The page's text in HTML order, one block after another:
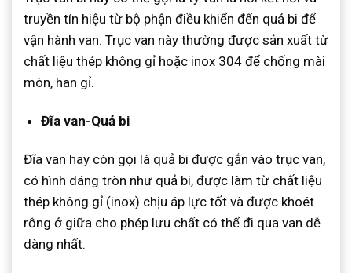
truyền tín hiệu từ bộ phận điều khiển đến quả bi để
vận hành van. Trục van này thường được sản xuất từ
chất liệu thép không gỉ hoặc inox 304 để chống mài
mòn, han gỉ.
Đĩa van-Quả bi
Đĩa van hay còn gọi là quả bi được gắn vào trục van,
có hình dáng tròn như quả bi, được làm từ chất liệu
thép không gỉ (inox) chịu áp lực tốt và được khoét
rỗng ở giữa cho phép lưu chất có thể đi qua van dễ
dàng nhất.